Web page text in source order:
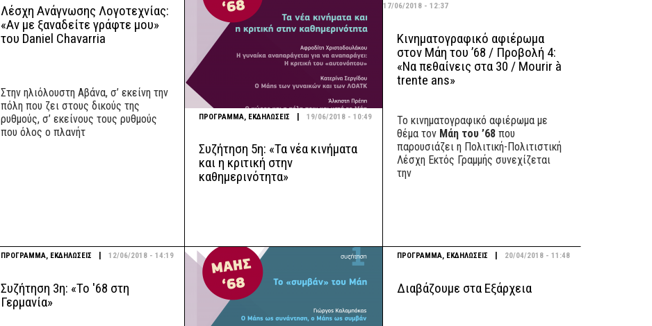
Λέσχη Ανάγνωσης Λογοτεχνίας:
«Αν με ξαναδείτε γράφτε μου»
του Daniel Chavarria
Στην ηλιόλουστη Αβάνα, σ’ εκείνη την
πόλη που ζει στους δικούς της
ρυθμούς, σ’ εκείνους τους ρυθμούς
που όλος ο πλανήτ
ΠΡΟΓΡΑΜΜΑ ΕΚΔΗΛΩΣΕΙΣ | 19/06/2018 - 10:49
Συζήτηση 5η: «Τα νέα κινήματα
και η κριτική στην
καθημερινότητα»
17/06/2018 - 12:37
Κινηματογραφικό αφιέρωμα
στον Μάη του ’68 / Προβολή 4:
«Να πεθαίνεις στα 30 / Mourir à
trente ans»
Το κινηματογραφικό αφιέρωμα με
θέμα τον Μάη του ’68 που
παρουσιάζει η Πολιτική-Πολιτιστική
Λέσχη Εκτός Γραμμής συνεχίζεται
την
ΠΡΟΓΡΑΜΜΑ, ΕΚΔΗΛΩΣΕΙΣ 12/06/2018 - 14:19
Συζήτηση 3η: «Το '68 στη
Γερμανία»
ΠΡΟΓΡΑΜΜΑ, ΕΚΔΗΛΩΣΕΙΣ 20/04/2018 - 11:48
Διαβάζουμε στα Εξάρχεια